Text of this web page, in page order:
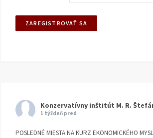
Konzervatívny inštitút M. R.
1 týždeň pred
POSLEDNÉ MIESTA NA KURZ EKONOMICKÉHO